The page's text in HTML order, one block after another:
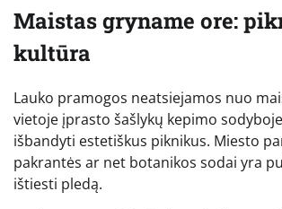
Maistas gryname ore:
kultūra
Lauko pramogos neatsiejamos nuo
vietoje įprasto šašlykų kepimo
išbandyti estetiškus piknikus. Miesto
pakrantės ar net botanikos sodai yra
ištiesti pledą.